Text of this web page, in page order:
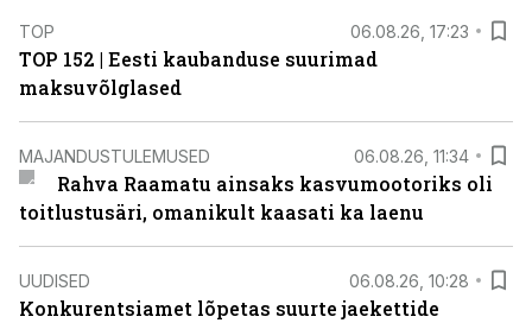
TOP 06.08.26, 17:23
TOP 152 | Eesti kaubanduse suurimad
maksuvõlglased
MAJANDUSTULEMUSED 06.08.26, 11:34
Rahva Raamatu ainsaks kasvumootoriks oli
toitlustusäri, omanikult kaasati ka laenu
UUDISED 06.08.26, 10:28
Konkurentsiamet lõpetas suurte jaekettide